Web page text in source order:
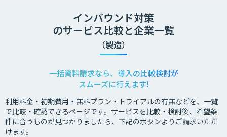
インバウンド対策
のサービス比較と企業一覧
（製造）
一括資料請求なら、導入の比較検討が
スムーズに行えます!
利用料金・初期費用・無料プラン・トライアルの有無などを、一覧
で比較・確認できるページです。サービスを比較・検討後、希望条
件に合うものが見つかりましたら、下記のボタンよりご請求いただ
けます。